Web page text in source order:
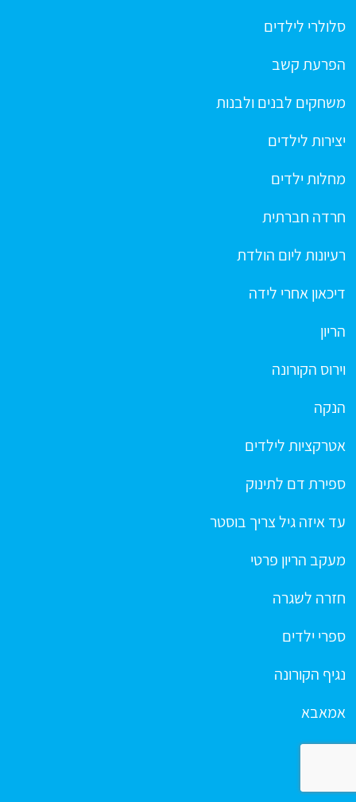
סלולרי לילדים
הפרעת קשב
משחקים לבנים ולבנות
יצירות לילדים
מחלות ילדים
חרדה חברתית
רעיונות ליום הולדת
דיכאון אחרי לידה
הריון
וירוס הקורונה
הנקה
אטרקציות לילדים
ספירת דם לתינוק
עד איזה גיל צריך בוסטר
מעקב הריון פרטי
חזרה לשגרה
ספרי ילדים
נגיף הקורונה
אמאבא